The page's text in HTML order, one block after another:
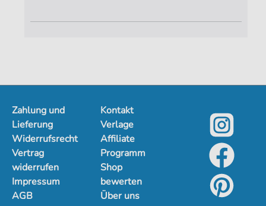
Zahlung und
Lieferung
Widerrufsrecht
Vertrag
widerrufen
Impressum
AGB
Kontakt
Verlage
Affiliate
Programm
Shop
bewerten
Über uns